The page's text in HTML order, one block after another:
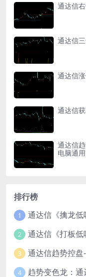
通达信
通达信
通达信
通达信
通达信
电脑通
排行榜
1 通达信《擒龙
2
3 通达信趋势控
4 趋势变色龙：